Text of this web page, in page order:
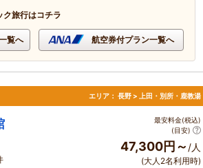
ク旅行はコチラ
覧へ 航空券付プラン一覧へ
エリア： 長野 > 上田・別所・鹿教湯
最安料金(税込)
(目安)
47,300円～ /人
(大人2名利用時)